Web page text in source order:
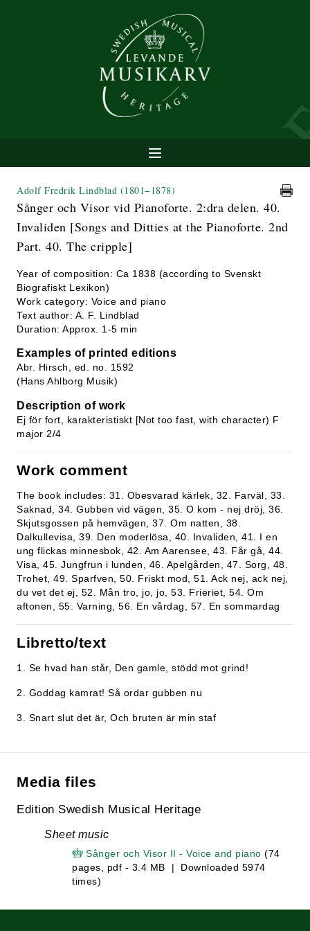
Adolf Fredrik Lindblad (1801−1878)
Sånger och Visor vid Pianoforte. 2:dra delen. 40.
Invaliden [Songs and Ditties at the Pianoforte. 2nd
Part. 40. The cripple]
Year of composition: Ca 1838 (according to Svenskt
Biografiskt Lexikon)
Work category: Voice and piano
Text author: A. F. Lindblad
Duration: Approx. 1-5 min
Examples of printed editions
Abr. Hirsch, ed. no. 1592
(Hans Ahlborg Musik)
Description of work
Ej för fort, karakteristiskt [Not too fast, with character) F
major 2/4
Work comment
The book includes: 31. Obesvarad kärlek, 32. Farväl, 33.
Saknad, 34. Gubben vid vägen, 35. O kom - nej dröj, 36.
Skjutsgossen på hemvägen, 37. Om natten, 38.
Dalkullevisa, 39. Den moderlösa, 40. Invaliden, 41. I en
ung flickas minnesbok, 42. Am Aarensee, 43. Får gå, 44.
Visa, 45. Jungfrun i lunden, 46. Apelgården, 47. Sorg, 48.
Trohet, 49. Sparfven, 50. Friskt mod, 51. Ack nej, ack nej,
du vet det ej, 52. Mån tro, jo, jo, 53. Frieriet, 54. Om
aftonen, 55. Varning, 56. En vårdag, 57. En sommardag
Libretto/text
1. Se hvad han står, Den gamle, stödd mot grind!
2. Goddag kamrat! Så ordar gubben nu
3. Snart slut det är, Och bruten är min staf
Media files
Edition Swedish Musical Heritage
Sheet music
Sånger och Visor II - Voice and piano (74
pages, pdf - 3.4 MB | Downloaded 5974
times)